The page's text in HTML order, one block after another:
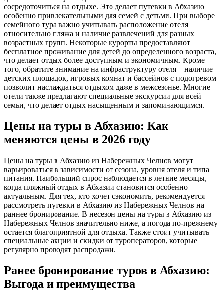
сосредоточиться на отдыхе. Это делает путевки в Абхазию
особенно привлекательными для семей с детьми. При выборе
семейного тура важно учитывать расположение отеля
относительно пляжа и наличие развлечений для разных
возрастных групп. Некоторые курорты предоставляют
бесплатное проживание для детей до определенного возраста,
что делает отдых более доступным и экономичным. Кроме
того, обратите внимание на инфраструктуру отеля – наличие
детских площадок, игровых комнат и бассейнов с подогревом
позволит наслаждаться отдыхом даже в межсезонье. Многие
отели также предлагают специальные экскурсии для всей
семьи, что делает отдых насыщенным и запоминающимся.
Цены на туры в Абхазию: Как
меняются цены в 2026 году
Цены на туры в Абхазию из Набережных Челнов могут
варьироваться в зависимости от сезона, уровня отеля и типа
питания. Наибольший спрос наблюдается в летние месяцы,
когда пляжный отдых в Абхазии становится особенно
актуальным. Для тех, кто хочет сэкономить, рекомендуется
рассмотреть путевки в Абхазию из Набережных Челнов на
раннее бронирование. В несезон цены на туры в Абхазию из
Набережных Челнов значительно ниже, а погода по-прежнему
остается благоприятной для отдыха. Также стоит учитывать
специальные акции и скидки от туроператоров, которые
регулярно проводят распродажи.
Ранее бронирование туров в Абхазию:
Выгода и преимущества